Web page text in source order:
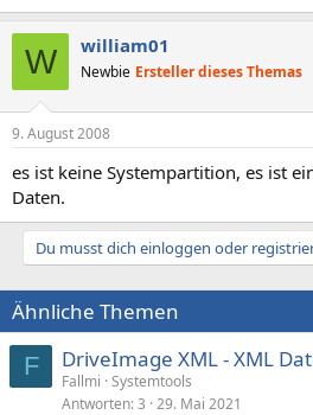
W william01
Newbie Ersteller dieses Themas
9. August 2008
es ist keine Systempartition, es ist
Daten.
Du musst dich einloggen oder
Ähnliche Themen
F DriveImage XML - XML
Fallmi Systemtools
Antworten 3 29. Mai 2021